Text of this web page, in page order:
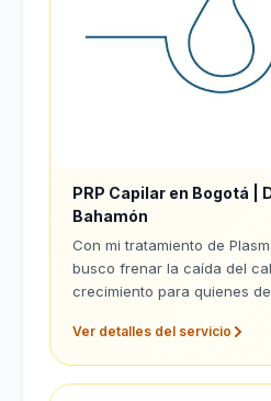
PRP Capilar en Bogotá |
Bahamón
Con mi tratamiento de
busco frenar la caída del
crecimiento para quienes
Ver detalles del servicio